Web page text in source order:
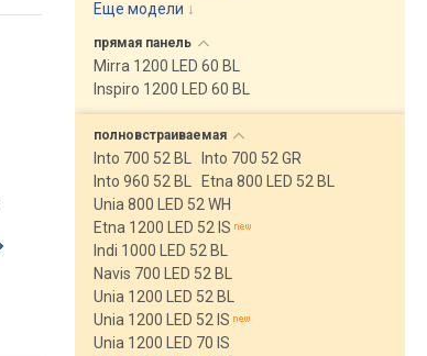
Еще модели ↓
прямая панель
Mirra 1200 LED 60 BL
Inspiro 1200 LED 60 BL
полновстраиваемая
Into 700 52 BL
Into 700 52 GR
Into 960 52 BL
Etna 800 LED 52 BL
Unia 800 LED 52 WH
Etna 1200 LED 52 IS
Indi 1000 LED 52 BL
Navis 700 LED 52 BL
Unia 1200 LED 52 BL
Unia 1200 LED 52 IS
Unia 1200 LED 70 IS